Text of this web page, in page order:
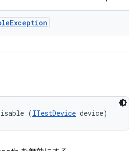
Exception
(ITestDevice device)